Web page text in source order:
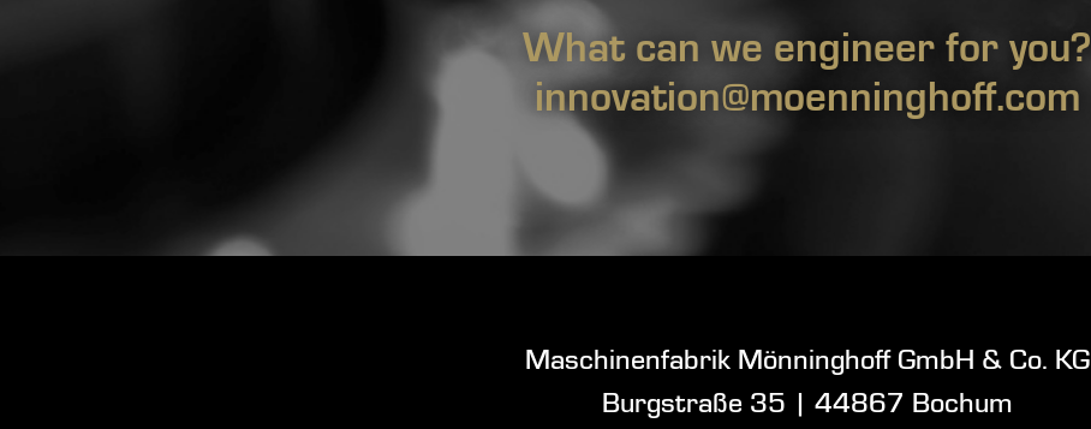
What can we engineer for you?
innovation@moenninghoff.com
Maschinenfabrik Mönninghoff GmbH & Co. KG
Burgstraße 35
44867 Bochum